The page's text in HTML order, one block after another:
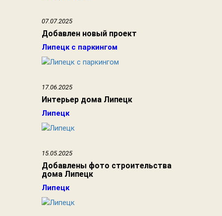
07.07.2025
Добавлен новый проект
Липецк с паркингом
17.06.2025
Интерьер дома Липецк
Липецк
15.05.2025
Добавлены фото строительства
дома Липецк
Липецк